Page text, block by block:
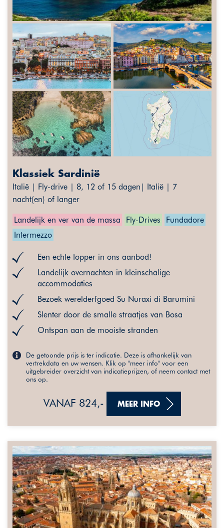
Klassiek Sardinië
Italië | Fly-drive | 8, 12 of 15 dagen| Italië | 7
nacht(en) of langer
Landelijk en ver van de massa Fly-Drives
Fundadore
Intermezzo
Een echte topper in ons aanbod!
Landelijk overnachten in kleinschalige
accommodaties
Bezoek werelderfgoed Su Nuraxi di Barumini
Slenter door de smalle straatjes van Bosa
Ontspan aan de mooiste stranden
De getoonde prijs is ter indicatie. Deze is afhankelijk van
vertrekdata en uw wensen. Klik op "meer info" voor een
uitgebreider overzicht van indicatieprijzen, of neem contact met
ons op.
VANAF 824,- MEER INFO